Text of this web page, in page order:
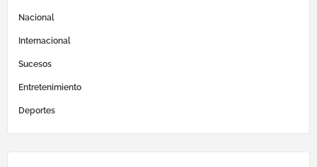
Nacional
Internacional
Sucesos
Entretenimiento
Deportes